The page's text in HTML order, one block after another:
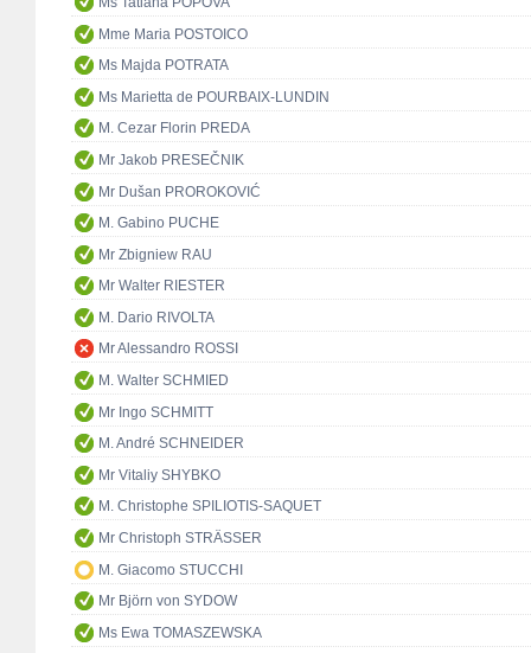
Mme Maria POSTOICO
Ms Majda POTRATA
Ms Marietta de POURBAIX-LUNDIN
M. Cezar Florin PREDA
Mr Jakob PRESEČNIK
Mr Dušan PROROKOVIĆ
M. Gabino PUCHE
Mr Zbigniew RAU
Mr Walter RIESTER
M. Dario RIVOLTA
Mr Alessandro ROSSI
M. Walter SCHMIED
Mr Ingo SCHMITT
M. André SCHNEIDER
Mr Vitaliy SHYBKO
M. Christophe SPILIOTIS-SAQUET
Mr Christoph STRÄSSER
M. Giacomo STUCCHI
Mr Björn von SYDOW
Ms Ewa TOMASZEWSKA